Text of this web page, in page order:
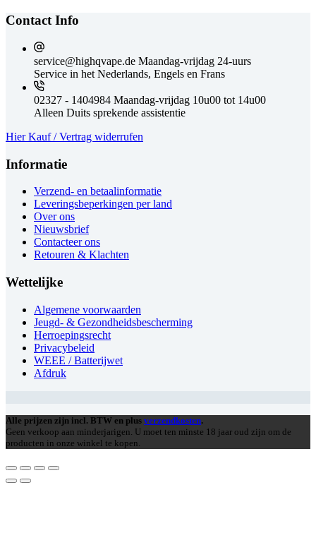
Contact Info
service@highqvape.de Maandag-vrijdag 24-uurs
Service in het Nederlands, Engels en Frans
02327 - 1404984 Maandag-vrijdag 10u00 tot 14u00
Alleen Duits sprekende assistentie
Hier Kauf / Vertrag widerrufen
Informatie
Verzend- en betaalinformatie
Leveringsbeperkingen per land
Over ons
Nieuwsbrief
Contacteer ons
Retouren & Klachten
Wettelijke
Algemene voorwaarden
Jeugd- & Gezondheidsbescherming
Herroepingsrecht
Privacybeleid
WEEE / Batterijwet
Afdruk
Alle prijzen zijn incl. BTW en plus verzendkosten.
Geen verkoop aan minderjarigen. U moet ten minste 18 jaar oud zijn om de
producten in onze winkel te kopen.